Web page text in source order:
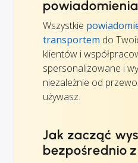
powiadomienia
Wszystkie
transportem do
klientów i
spersonalizowane i
niezależnie od
używasz.
Jak zacząć
bezpośrednio